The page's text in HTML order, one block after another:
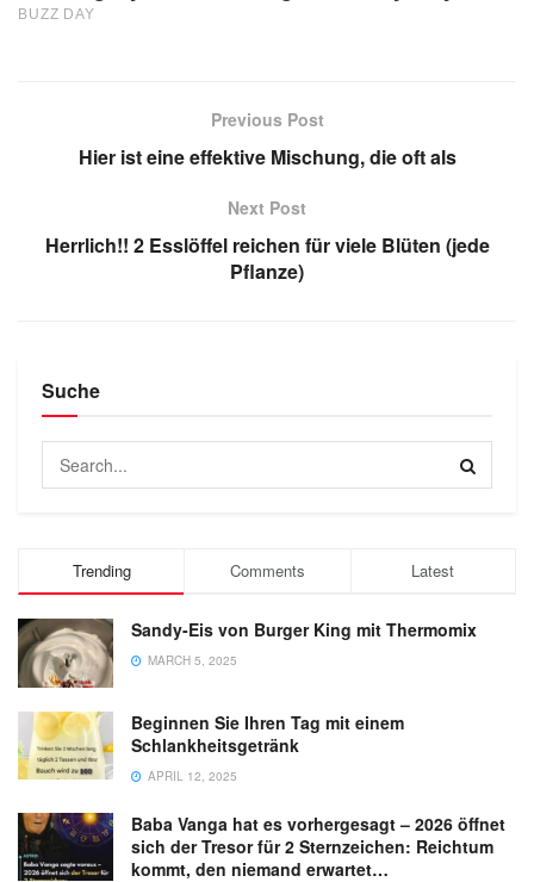
Previous Post
Hier ist eine effektive Mischung, die oft als
Next Post
Herrlich!! 2 Esslöffel reichen für viele Blüten (jede
Pflanze)
Suche
Trending Comments Latest
Sandy-Eis von Burger King mit Thermomix
MARCH 5, 2025
Beginnen Sie Ihren Tag mit einem
Schlankheitsgetränk
APRIL 12, 2025
Baba Vanga hat es vorhergesagt – 2026 öffnet
sich der Tresor für 2 Sternzeichen: Reichtum
kommt, den niemand erwartet…